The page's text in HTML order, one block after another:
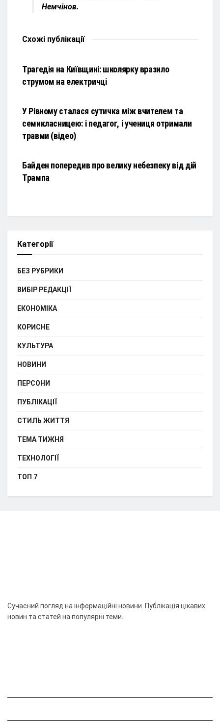
Немчінов.
Схожі публікації
Трагедія на Київщині: школярку вразило
струмом на електричці
У Рівному сталася сутичка між вчителем та
семикласницею: і педагог, і учениця отримали
травми (відео)
Байден попередив про велику небезпеку від дій
Трампа
Категорії
БЕЗ РУБРИКИ
ВИБІР РЕДАКЦІЇ
ЕКОНОМІКА
КОРИСНЕ
КУЛЬТУРА
НОВИНИ
ПЕРСОНИ
ПУБЛІКАЦІЇ
СТИЛЬ ЖИТТЯ
ТЕМА ТИЖНЯ
ТЕХНОЛОГІЇ
ТОП 7
Сучасний погляд на інформаційні новини. Публікація цікавих
новин та статей на популярні теми.